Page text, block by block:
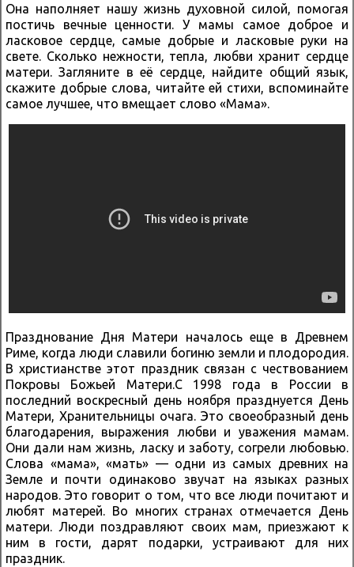
Она наполняет нашу жизнь духовной силой, помогая
постичь вечные ценности. У мамы самое доброе и
ласковое сердце, самые добрые и ласковые руки на
свете. Сколько нежности, тепла, любви хранит сердце
матери. Загляните в её сердце, найдите общий язык,
скажите добрые слова, читайте ей стихи, вспоминайте
самое лучшее, что вмещает слово «Мама».
Празднование Дня Матери началось еще в Древнем
Риме, когда люди славили богиню земли и плодородия.
В христианстве этот праздник связан с чествованием
Покровы Божьей Матери.С 1998 года в России в
последний воскресный день ноября празднуется День
Матери, Хранительницы очага. Это своеобразный день
благодарения, выражения любви и уважения мамам.
Они дали нам жизнь, ласку и заботу, согрели любовью.
Слова «мама», «мать» — одни из самых древних на
Земле и почти одинаково звучат на языках разных
народов. Это говорит о том, что все люди почитают и
любят матерей. Во многих странах отмечается День
матери. Люди поздравляют своих мам, приезжают к
ним в гости, дарят подарки, устраивают для них
праздник.